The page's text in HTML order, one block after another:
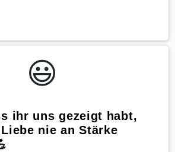
😃️
ihr uns gezeigt habt,
nie an Stärke